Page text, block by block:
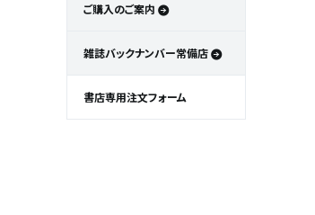
ご購入のご案内
雑誌バックナンバー常備店
書店専用注文フォーム